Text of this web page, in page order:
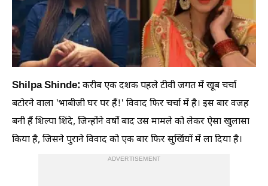
Shilpa Shinde:करीब एक दशक पहले टीवी जगत में खूब चर्चा
बटोरने वाला 'भाबीजी घर पर हैं!' विवाद फिर चर्चा में है। इस बार वजह
बनी हैं शिल्पा शिंदे, जिन्होंने वर्षों बाद उस मामले को लेकर ऐसा खुलासा
किया है, जिसने पुराने विवाद को एक बार फिर सुर्खियों में ला दिया है।
ADVERTISEMENT